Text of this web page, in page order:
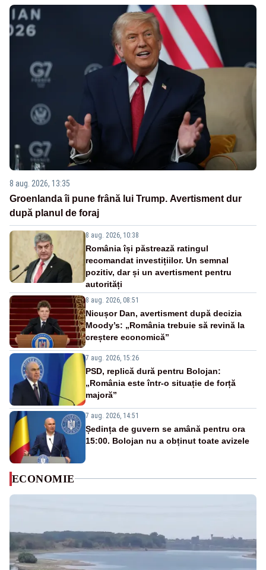
8 aug. 2026, 13:35
Groenlanda îi pune frână lui Trump. Avertisment dur
după planul de foraj
8 aug. 2026, 10:38
România își păstrează ratingul
recomandat investițiilor. Un semnal
pozitiv, dar și un avertisment pentru
autorități
8 aug. 2026, 08:51
Nicușor Dan, avertisment după decizia
Moody’s: „România trebuie să revină la
creștere economică”
7 aug. 2026, 15:26
PSD, replică dură pentru Bolojan:
„România este într-o situație de forță
majoră”
7 aug. 2026, 14:51
Ședința de guvern se amână pentru ora
15:00. Bolojan nu a obținut toate avizele
ECONOMIE